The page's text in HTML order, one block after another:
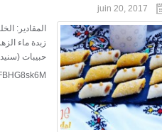
juin 20, 2017
حبيبات